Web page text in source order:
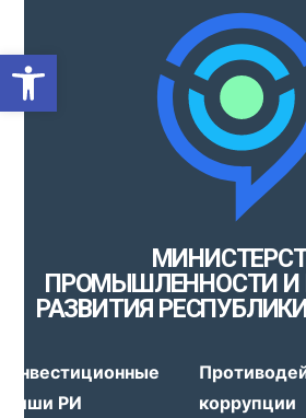
Открыть панель
ПРОМЫШЛЕННОСТИ И
РАЗВИТИЯ
Инвестиционные
ниши РИ
коррупции